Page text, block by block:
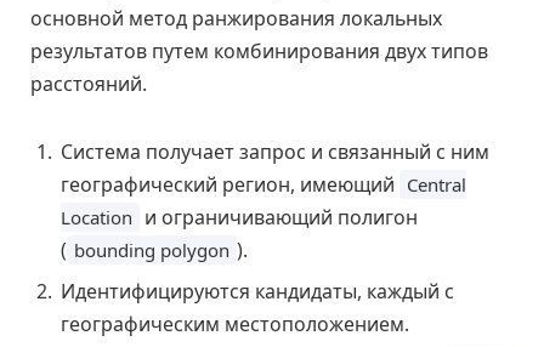
основной метод ранжирования локальных
результатов путем комбинирования двух типов
расстояний.
Система получает запрос и связанный с ним
географический регион, имеющий Central
Location и ограничивающий полигон
( bounding polygon ).
Идентифицируются кандидаты, каждый с
географическим местоположением.